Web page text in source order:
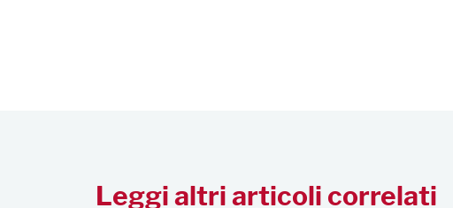
Leggi altri articoli correlati